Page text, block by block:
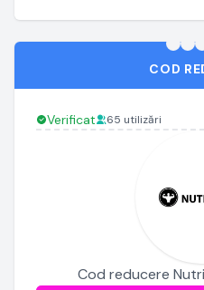
COD
Verificat 65 utilizări
Cod reducere